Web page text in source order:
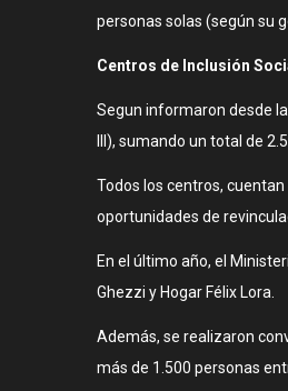
personas solas (según su
Centros de Inclusión
Segun informaron desde
III), sumando un total de
Todos los centros,
oportunidades de
En el último año, el
Ghezzi y Hogar Félix Lora.
Además, se realizaron
más de 1.500 personas